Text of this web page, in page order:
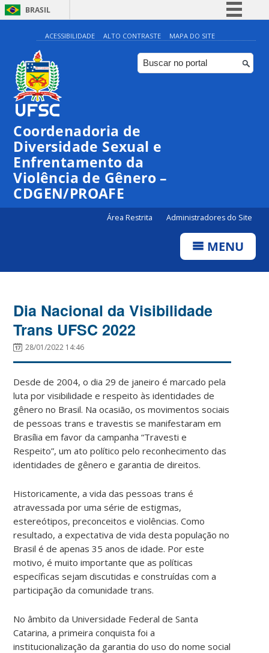
BRASIL
Simplifique!
Comunica BR
Participe
ACESSIBILIDADE ALTO CONTRASTE MAPA DO SITE
Coordenadoria de
Diversidade Sexual e
Enfrentamento da
Violência de Gênero –
CDGEN/PROAFE
Área Restrita Administradores do Site
MENU
Dia Nacional da Visibilidade
Trans UFSC 2022
28/01/2022 14:46
Desde de 2004, o dia 29 de janeiro é marcado pela
luta por visibilidade e respeito às identidades de
gênero no Brasil. Na ocasião, os movimentos sociais
de pessoas trans e travestis se manifestaram em
Brasília em favor da campanha“Travesti e
Respeito”, um ato político pelo reconhecimento das
identidades de gênero e garantia de direitos.
Historicamente, a vida das pessoas trans é
atravessada por uma série de estigmas,
estereótipos, preconceitos e violências. Como
resultado, a expectativa de vida desta população no
Brasil é de apenas 35 anos de idade. Por este
motivo, é muito importante que as políticas
específicas sejam discutidas e construídas com a
participação da comunidade trans.
No âmbito da Universidade Federal de Santa
Catarina, a primeira conquista foi a
institucionalização da garantia do uso do nome social